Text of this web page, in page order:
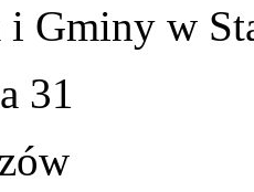
i Gminy w
31